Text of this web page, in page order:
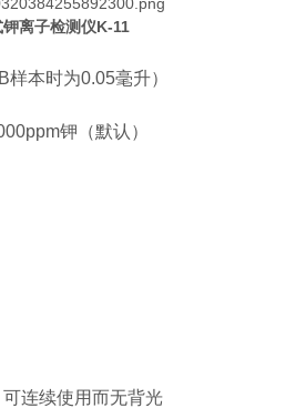
离子检测仪K-11
本时为0.05毫升）
钾（默认）
连续使用而无背光